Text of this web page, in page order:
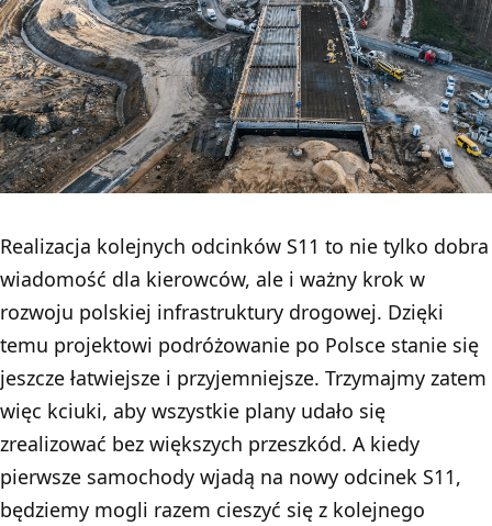
Realizacja kolejnych odcinków S11 to nie tylko dobra
wiadomość dla kierowców, ale i ważny krok w
rozwoju polskiej infrastruktury drogowej. Dzięki
temu projektowi podróżowanie po Polsce stanie się
jeszcze łatwiejsze i przyjemniejsze. Trzymajmy zatem
więc kciuki, aby wszystkie plany udało się
zrealizować bez większych przeszkód. A kiedy
pierwsze samochody wjadą na nowy odcinek S11,
będziemy mogli razem cieszyć się z kolejnego